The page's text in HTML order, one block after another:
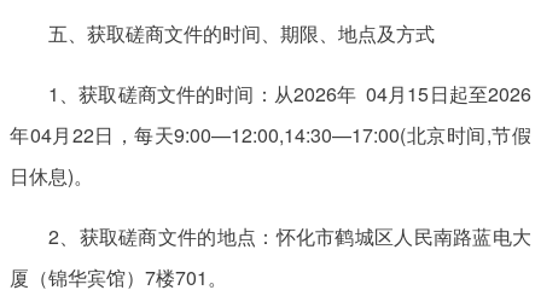
五、获取磋商文件的时间、期限、地点及方式
1、获取磋商文件的时间：从2026年 04月15日起至2026
年04月22日，每天9:00—12:00,14:30—17:00(北京时间,节假
日休息)。
2、获取磋商文件的地点：怀化市鹤城区人民南路蓝电大
厦（锦华宾馆）7楼701。